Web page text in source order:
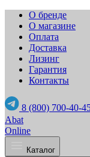
О бренде
О магазине
Оплата
Доставка
Лизинг
Гарантия
Контакты
8 (800) 700-40-
Abat
Online
Каталог